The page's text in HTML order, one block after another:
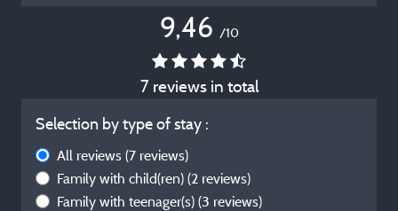
9,46 /10
7 reviews in total
Selection by type of stay :
All reviews (7 reviews)
Family with child(ren) (2 reviews)
Family with teenager(s) (3 reviews)